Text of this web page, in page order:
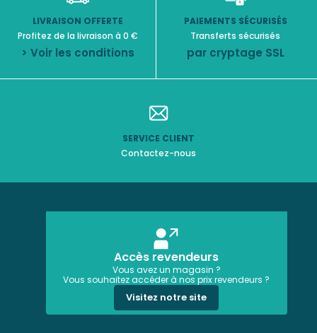
LIVRAISON OFFERTE
Profitez de la livraison à 0 €
> Voir les conditions
PAIEMENTS SÉCURISÉS
Transferts sécurisés
par cryptage SSL
SERVICE CLIENT
Contactez-nous
Accès revendeurs
Vous avez un magasin ?
Vous souhaitez accéder à nos prix revendeurs ?
Visitez notre site